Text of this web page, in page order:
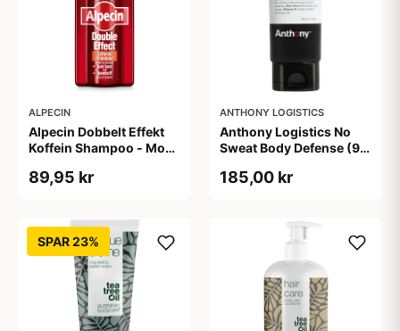
ALPECIN
Alpecin Dobbelt Effekt
Koffein Shampoo - Mod
89,95 kr
ANTHONY LOGISTICS
Anthony Logistics No
Sweat Body Defense (90
185,00 kr
SPAR 23%